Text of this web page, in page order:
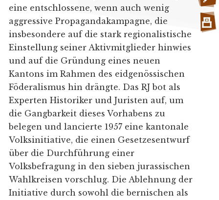
eine entschlossene, wenn auch wenig
aggressive Propagandakampagne, die
insbesondere auf die stark regionalistische
Einstellung seiner Aktivmitglieder hinwies
und auf die Gründung eines neuen
Kantons im Rahmen des eidgenössischen
Föderalismus hin drängte. Das RJ bot als
Experten Historiker und Juristen auf, um
die Gangbarkeit dieses Vorhabens zu
belegen und lancierte 1957 eine kantonale
Volksinitiative, die einen Gesetzesentwurf
über die Durchführung einer
Volksbefragung in den sieben jurassischen
Wahlkreisen vorschlug. Die Ablehnung der
Initiative durch sowohl die bernischen als